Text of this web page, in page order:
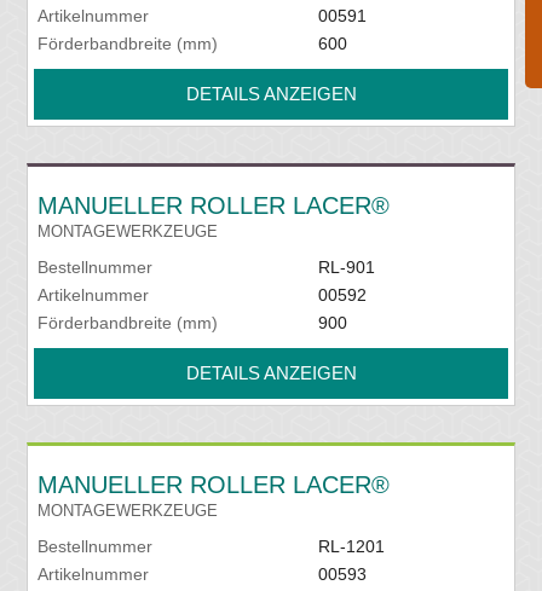
Artikelnummer
00591
Förderbandbreite (mm)
600
DETAILS ANZEIGEN
MANUELLER ROLLER LACER®
MONTAGEWERKZEUGE
Bestellnummer
RL-901
Artikelnummer
00592
Förderbandbreite (mm)
900
DETAILS ANZEIGEN
MANUELLER ROLLER LACER®
MONTAGEWERKZEUGE
Bestellnummer
RL-1201
Artikelnummer
00593